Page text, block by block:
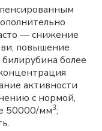
— снижение
повышение
более
активности
с нормой,
50000/мм3;